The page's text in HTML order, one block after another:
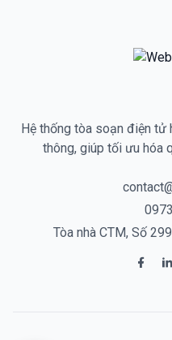
Hệ thống tòa soạn điện tử
thông, giúp tối ưu hóa
Tòa nhà CTM, Số